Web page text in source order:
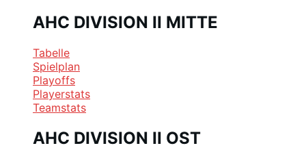
AHC DIVISION II MITTE
Tabelle
Spielplan
Playoffs
Playerstats
Teamstats
AHC DIVISION II OST